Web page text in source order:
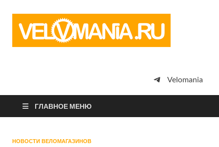
просто
Velomania
ГЛАВНОЕ МЕНЮ
НОВОСТИ ВЕЛОМАГАЗИНОВ